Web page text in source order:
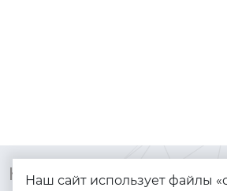
Контакты
Наш сайт использует файлы